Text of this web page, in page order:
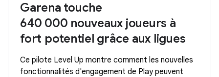
Garena touche
640 000 nouveaux joueurs à
fort potentiel grâce aux ligues
Ce pilote Level Up montre comment les nouvelles
fonctionnalités d'engagement de Play peuvent